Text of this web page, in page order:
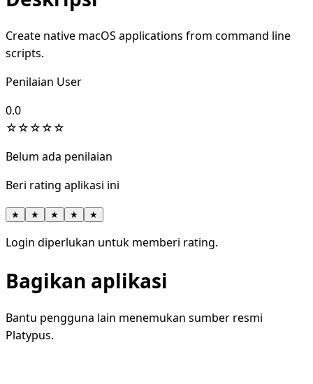
Create native macOS applications from command line
scripts.
Penilaian User
0.0
☆☆☆☆☆
Belum ada penilaian
Beri rating aplikasi ini
★ ★ ★ ★ ★
Login diperlukan untuk memberi rating.
Bagikan aplikasi
Bantu pengguna lain menemukan sumber resmi
Platypus.